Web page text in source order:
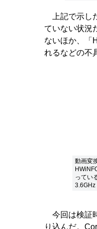
上記で示し
ていない状況
ないほか、「
れるなどの不
動画変
ってい
3.6GHz
今回は検証
り込んだ。